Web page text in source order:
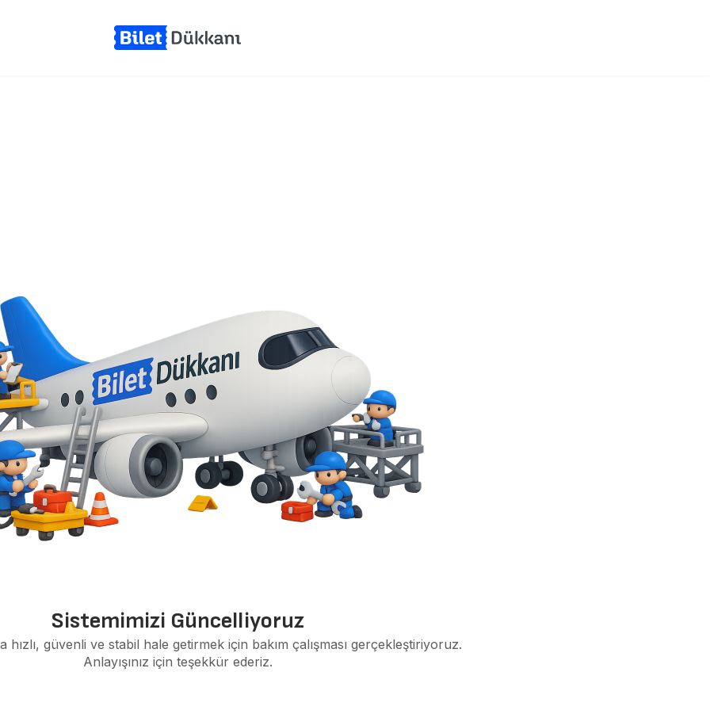
Sistemimizi Güncelliyoruz
hızlı, güvenli ve stabil hale getirmek için bakım çalışması gerçekleştiriyoruz.
Anlayışınız için teşekkür ederiz.